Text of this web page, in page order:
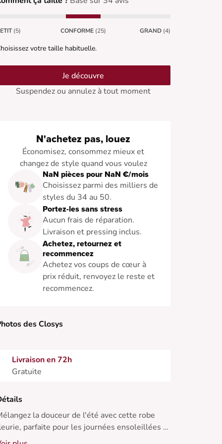
(5) CONFORME (25) GRAND (4)
votre taille habituelle.
Je découvre
Suspendez ou annulez à tout moment
N'achetez pas, louez
Économisez, consommez mieux et
changez de style quand vous voulez
NaN pièces pour NaN €/mois
Choisissez parmi des milliers de
styles du 34 au 50.
Portez-les sans stress
Aucun frais de réparation.
Livraison et pressing inclus.
Achetez, retournez et
recommencez
Achetez vos coups de cœur à
prix réduit, renvoyez le reste et
recommencez.
des Closys
Livraison en 72h
Gratuite
la douceur de l'été avec cette robe
parfaite pour les journées ensoleillées et
pique-niques champêtres. Associez-la à des